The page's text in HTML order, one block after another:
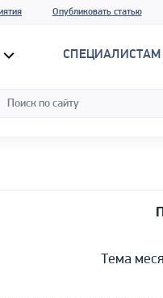
Опубликовать статью
Тема